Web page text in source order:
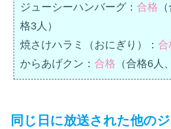
ジューシーハンバーグ： 合格
格3人）
焼さけハラミ（おにぎり）： 合
からあげクン： 合格 （合格6人
同じ日に放送された他の